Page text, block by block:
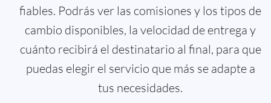
fiables. Podrás ver las comisiones y los tipos de
cambio disponibles, la velocidad de entrega y
cuánto recibirá el destinatario al final, para que
puedas elegir el servicio que más se adapte a
tus necesidades.